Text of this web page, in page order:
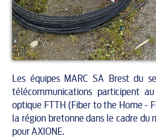
Les équipes MARC SA Brest du
télécommunications participent
optique FTTH (Fiber to the Home -
la région bretonne dans le cadre du
pour AXIONE.